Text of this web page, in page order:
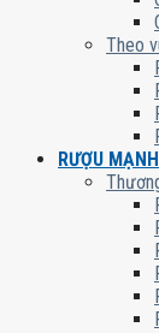
Theo
RƯỢU MẠNH